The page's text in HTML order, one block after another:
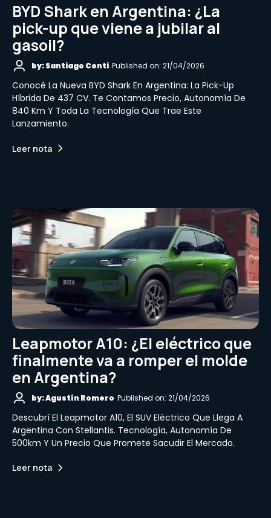
BYD Shark en Argentina: ¿La
pick-up que viene a jubilar al
gasoil?
by: Santiago Conti Published on: 21/04/2026
Conocé La Nueva BYD Shark En Argentina: La Pick-Up
Híbrida De 437 CV. Te Contamos Precio, Autonomía De
840 Km Y Toda La Tecnología Que Trae Este
Lanzamiento.
Leer nota
Leapmotor A10: ¿El eléctrico que
finalmente va a romper el molde
en Argentina?
by: Agustín Romero Published on: 21/04/2026
Descubrí El Leapmotor A10, El SUV Eléctrico Que Llega A
Argentina Con Stellantis. Tecnología, Autonomía De
500km Y Un Precio Que Promete Sacudir El Mercado.
Leer nota